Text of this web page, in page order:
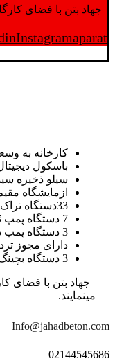
جهاد بتن با فضای کارگاهی و به کار گیری سه دستگاه
Instagramaparat
کارخانه به وسعت 20000
باسکول دیجیتال 60 تنی
سیلو ذخیره سیمان
ازمایشگاه
33دستگاه تراک میکسر
7 دستگاه پمپ ثابت
3 دستگاه پمپ دکل 36-42-52 متری
دارای مجوز
3 دستگاه بچینگ لیپهر(2دستگاه 1متری و 1 دستگاه 1/2 متری با توان تولید 150 متر مکعب در ساعت)
مینمایند.
Info@jahadbeton.com
02144545686